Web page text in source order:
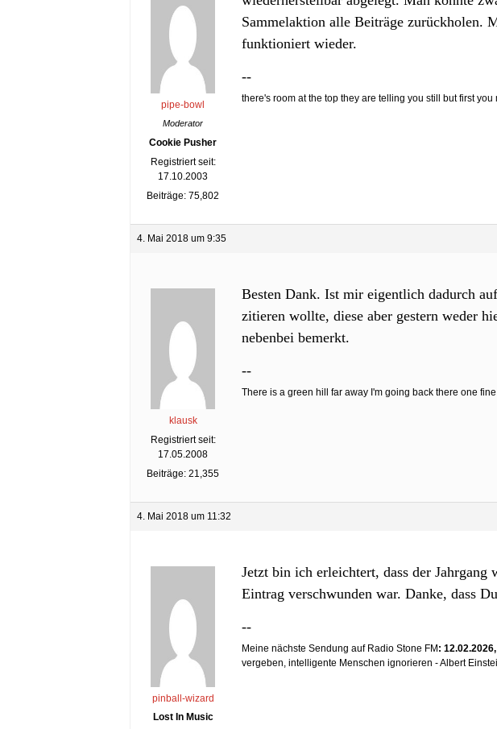
pipe-bowl
Moderator
Cookie Pusher
Registriert seit:
17.10.2003
Beiträge: 75,802
Sammelaktion alle Beiträge zurückholen.
funktioniert wieder.
--
there's room at the top they are telling you still but first
4. Mai 2018 um 9:35
klausk
Registriert seit:
17.05.2008
Beiträge: 21,355
Besten Dank. Ist mir eigentlich dadurch
zitieren wollte, diese aber gestern weder
nebenbei bemerkt.
--
There is a green hill far away I'm going back there one
4. Mai 2018 um 11:32
pinball-wizard
Lost In Music
Jetzt bin ich erleichtert, dass der Jahrgang
Eintrag verschwunden war. Danke, dass
--
Meine nächste Sendung auf Radio Stone FM: 12.02.2026
vergeben, intelligente Menschen ignorieren - Albert